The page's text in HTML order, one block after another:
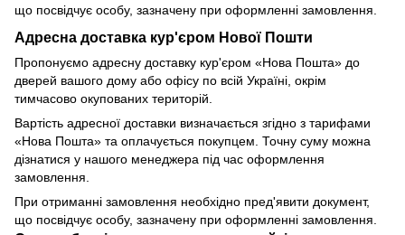
що посвідчує особу, зазначену при оформленні замовлення.
Адресна доставка кур'єром Нової Пошти
Пропонуємо адресну доставку кур'єром «Нова Пошта» до
дверей вашого дому або офісу по всій Україні, окрім
тимчасово окупованих територій.
Вартість адресної доставки визначається згідно з тарифами
«Нова Пошта» та оплачується покупцем. Точну суму можна
дізнатися у нашого менеджера під час оформлення
замовлення.
При отриманні замовлення необхідно пред'явити документ,
що посвідчує особу, зазначену при оформленні замовлення.